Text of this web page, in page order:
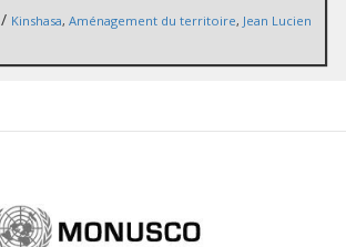
/ Kinshasa, Aménagement du territoire, Jean Lucien